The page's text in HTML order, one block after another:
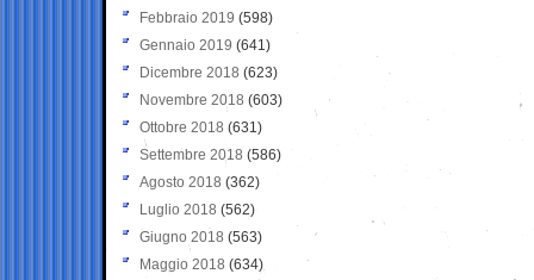
Febbraio 2019 (598)
Gennaio 2019 (641)
Dicembre 2018 (623)
Novembre 2018 (603)
Ottobre 2018 (631)
Settembre 2018 (586)
Agosto 2018 (362)
Luglio 2018 (562)
Giugno 2018 (563)
Maggio 2018 (634)